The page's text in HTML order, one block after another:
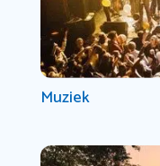
Muziek